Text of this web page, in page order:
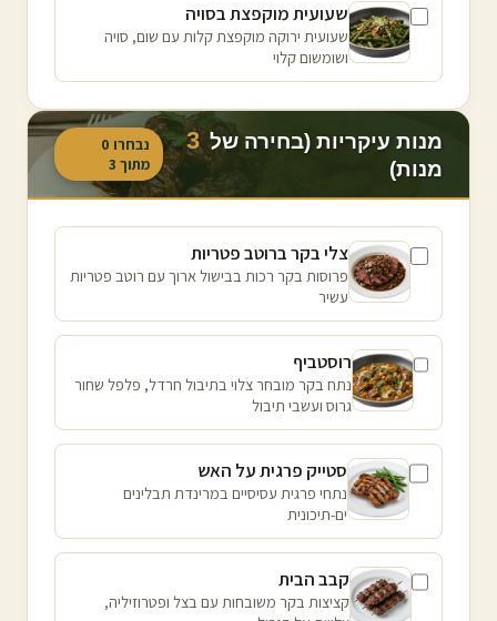
שעועית מוקפצת בסויה
שעועית ירוקה מוקפצת קלות עם שום, סויה
ושומשום קלוי
מנות עיקריות (בחירה של 3
מנות)
נבחרו 0
מתוך 3
צלי בקר ברוטב פטריות
פרוסות בקר רכות בבישול ארוך עם רוטב פטריות
עשיר
רוסטביף
נתח בקר מובחר צלוי בתיבול חרדל, פלפל שחור
גרוס ועשבי תיבול
סטייק פרגית על האש
נתחי פרגית עסיסיים במרינדת תבלינים
ים-תיכונית
קבב הבית
קציצות בקר משובחות עם בצל ופטרוזיליה,